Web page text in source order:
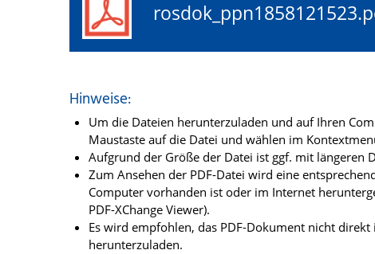
Hinweise:
Um die Dateien herunterzuladen und auf Ihren
Maustaste auf die Datei und wählen im
Aufgrund der Größe der Datei ist ggf. mit längeren
Zum Ansehen der PDF-Datei wird eine
Computer vorhanden ist oder im Internet
PDF-XChange Viewer).
Es wird empfohlen, das PDF-Dokument nicht
herunterzuladen.